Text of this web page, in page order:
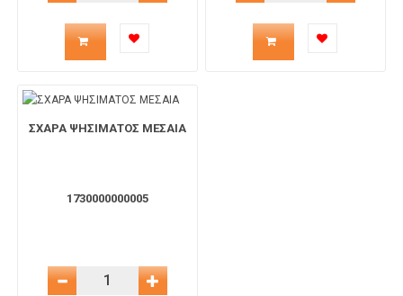
προϊόντος προϊόντος
1730000000005
ΣΧΑΡΑ ΨΗΣΙΜΑΤΟΣ ΜΕΣΑΙΑ
Μείωση ΠοσότηταςΑύξηση Ποσότητας